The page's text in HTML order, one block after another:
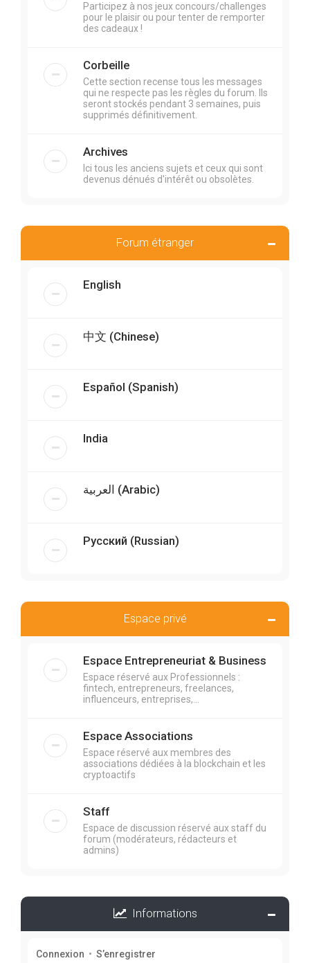
Participez à nos jeux concours/challenges
pour le plaisir ou pour tenter de remporter
des cadeaux !
Corbeille
Cette section recense tous les messages
qui ne respecte pas les règles du forum. Ils
seront stockés pendant 3 semaines, puis
supprimés définitivement.
Archives
Ici tous les anciens sujets et ceux qui sont
devenus dénués d'intérêt ou obsolètes.
Forum étranger
English
中文 (Chinese)
Español (Spanish)
India
العربية (Arabic)
Русский (Russian)
Espace privé
Espace Entrepreneuriat & Business
Espace réservé aux Professionnels :
fintech, entrepreneurs, freelances,
influenceurs, entreprises,...
Espace Associations
Espace réservé aux membres des
associations dédiées à la blockchain et les
cryptoactifs
Staff
Espace de discussion réservé aux staff du
forum (modérateurs, rédacteurs et
admins)
Informations
Connexion • S’enregistrer